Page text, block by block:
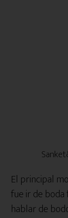
El principal
fue ir de boda
hablar de